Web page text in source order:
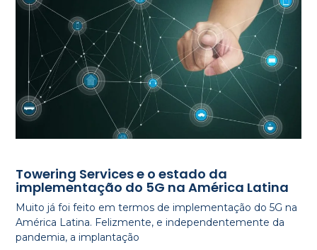
Towering Services e o estado da
implementação do 5G na América Latina
Muito já foi feito em termos de implementação do 5G na
América Latina. Felizmente, e independentemente da
pandemia, a implantação